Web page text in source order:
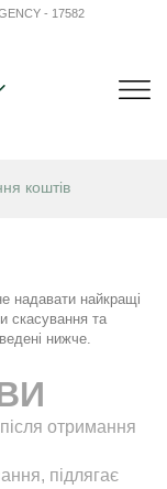
- 17582
коштів
надавати найкращі
скасування та
нижче.
отримання
підлягає